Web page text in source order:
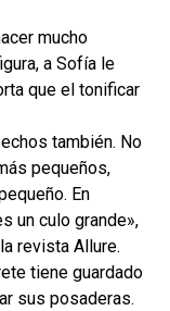
mucho
a Sofía le
que el tonificar
también. No
pequeños,
En
un culo grande»,
revista Allure.
tiene guardado
sus posaderas.